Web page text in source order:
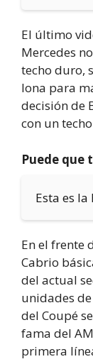
El último
Mercedes
techo duro,
lona para
decisión de
con un
Puede que
Esta es la
En el frente
Cabrio
del actual
unidades
del Coupé
fama del
primera